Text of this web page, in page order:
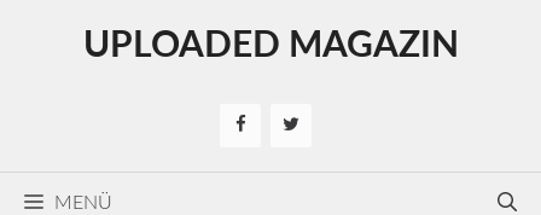
UPLOADED MAGAZIN
MENÜ